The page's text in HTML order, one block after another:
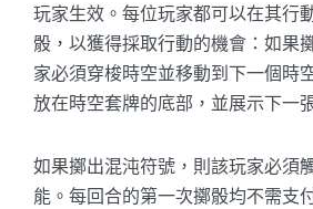
玩家生效。每位玩家都可以在其行
骰，以獲得採取行動的機會：如果
家必須穿梭時空並移動到下一個
放在時空套牌的底部，並展示下一
如果擲出混沌符號，則該玩家必須
能。每回合的第一次擲骰均不需支